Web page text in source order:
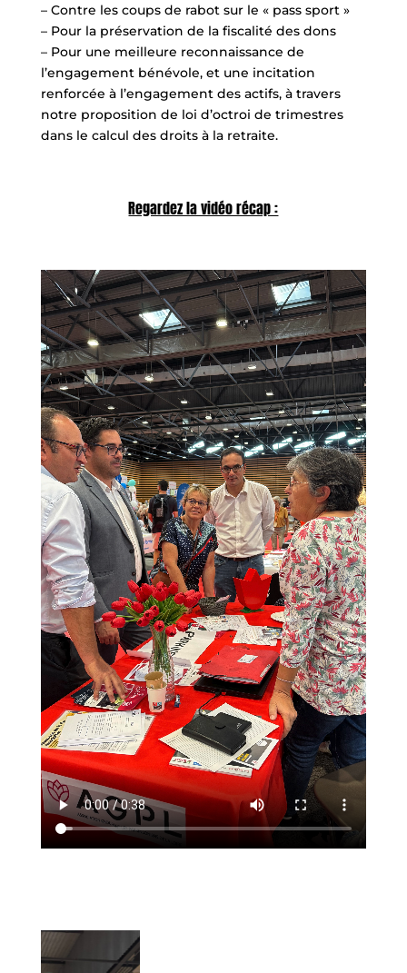
– Contre les coups de rabot sur le « pass sport »
– Pour la préservation de la fiscalité des dons
– Pour une meilleure reconnaissance de
l’engagement bénévole, et une incitation
renforcée à l’engagement des actifs, à travers
notre proposition de loi d’octroi de trimestres
dans le calcul des droits à la retraite.
Regardez la vidéo récap :